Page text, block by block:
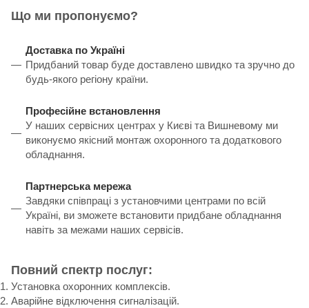
Що ми пропонуємо?
Доставка по Україні
Придбаний товар буде доставлено швидко та зручно до
будь-якого регіону країни.
Професійне встановлення
У наших сервісних центрах у Києві та Вишневому ми
виконуємо якісний монтаж охоронного та додаткового
обладнання.
Партнерська мережа
Завдяки співпраці з установчими центрами по всій
Україні, ви зможете встановити придбане обладнання
навіть за межами наших сервісів.
Повний спектр послуг:
Установка охоронних комплексів.
Аварійне відключення сигналізацій.